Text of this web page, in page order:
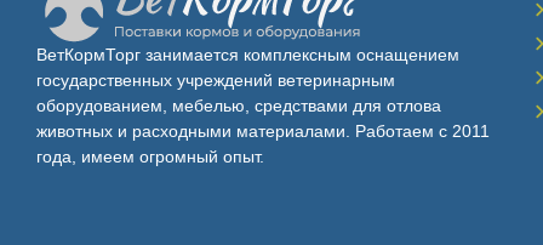
ВетКормТорг занимается комплексным оснащением
государственных учреждений ветеринарным
оборудованием, мебелью, средствами для отлова
животных и расходными материалами. Работаем с 2011
года, имеем огромный опыт.